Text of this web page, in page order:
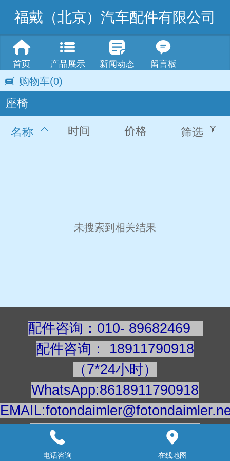
福戴（北京）汽车配件有限公司
首页 产品展示 新闻动态 留言板
购物车(0)
座椅
名称 时间 价格 筛选
未搜索到相关结果
配件咨询：010- 89682469
配件咨询 ： 18911790918
（7*24小时）
WhatsApp:8618911790918
手机/微信：18911790918
建议用电脑浏览更清楚
电话咨询 在线地图